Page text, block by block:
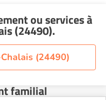
ou servicesà
(24490).
(24490)
familial